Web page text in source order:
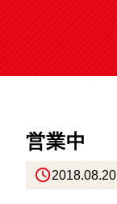
営業中
2018.08.20